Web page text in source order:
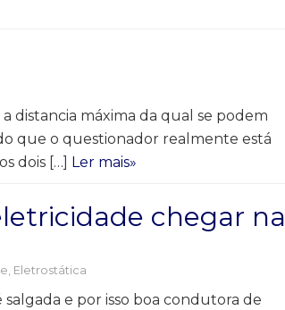
distancia máxima da qual se podem
que o questionador realmente está
dois […] Ler mais»
chegar na
, Eletrostática
e por isso boa condutora de